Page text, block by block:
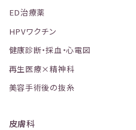
ED治療薬
HPVワクチン
健康診断・採血・心電図
再生医療×精神科
美容手術後の抜糸
皮膚科